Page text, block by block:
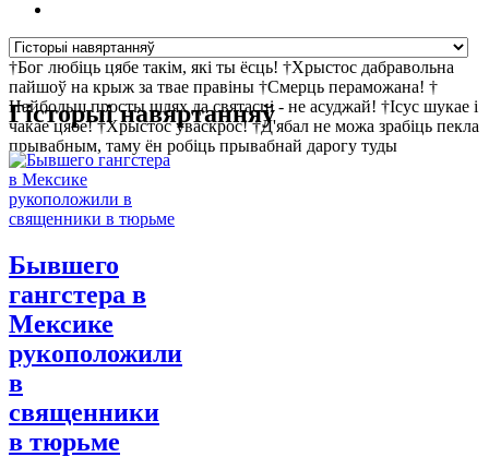
†Бог любіць цябе такім, які ты ёсць! †Хрыстос дабравольна
пайшоў на крыж за твае правіны †Смерць пераможана! †
Найбольш просты шлях да святасці - не асуджай! †Ісус шукае і
чакае цябе! †Хрыстос уваскрос! †Д'ябал не можа зрабіць пекла
прывабным, таму ён робіць прывабнай дарогу туды
Гісторыі навяртанняў
Бывшего
гангстера в
Мексике
рукоположили
в
священники
в тюрьме